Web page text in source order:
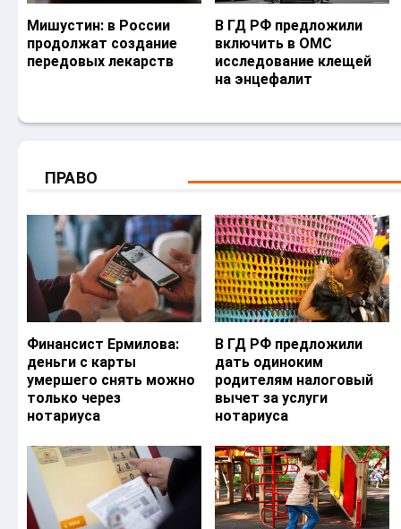
Мишустин: в России
продолжат создание
передовых лекарств
В ГД РФ предложили
включить в ОМС
исследование клещей
на энцефалит
ПРАВО
Финансист Ермилова:
деньги с карты
умершего снять можно
только через
нотариуса
В ГД РФ предложили
дать одиноким
родителям налоговый
вычет за услуги
нотариуса